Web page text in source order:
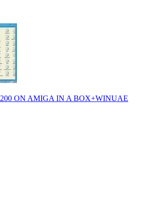
ON AMIGA IN A BOX+WINUAE